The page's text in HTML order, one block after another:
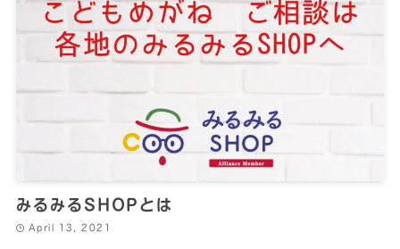
みるみるSHOPとは
April 13, 2021